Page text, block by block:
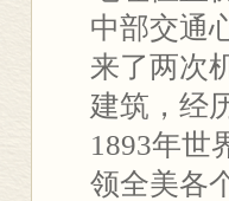
中部交通
来了两次
建筑，经
1893年世
领全美各